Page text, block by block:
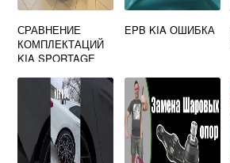
СРАВНЕНИЕ
КОМПЛЕКТАЦИЙ
KIA SPORTAGE
EPB KIA ОШИБКА